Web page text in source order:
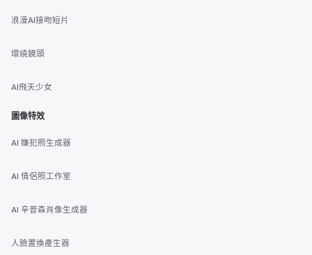
浪漫AI接吻短片
環繞鏡頭
AI飛天少女
圖像特效
AI 嫌犯照生成器
AI 情侶照工作室
AI 辛普森肖像生成器
人臉置換產生器